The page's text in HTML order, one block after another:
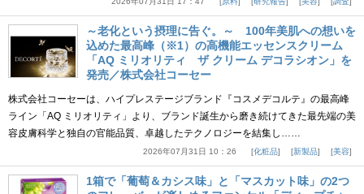
～老化という摂理に告ぐ。～ 100年美肌への想いを
込めた最高峰（※1）の高機能エッセンスクリーム
「AQ ミリオリティ ザ クリーム デコラシオン」を
発売／株式会社コーセー
株式会社コーセーは、ハイプレステージブランド『コスメデコルテ』の最高峰
ライン「AQ ミリオリティ」より、ブランド誕生から磨き続けてきた最先端の美
容皮膚科学と独自の官能品質、卓越したテクノロジーを結集し……
2026年07月31日 10：26 化粧品 新製品 美容
1箱で「葡萄＆カシス味」と「マスカット味」の2つ